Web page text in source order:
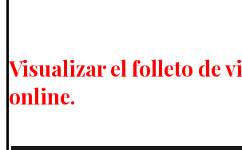
Visualizar el folleto de
online.